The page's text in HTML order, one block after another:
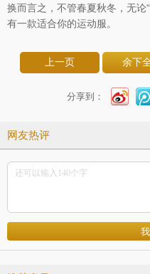
换而言之，不管春夏秋冬，无
有一款适合你的运动服。
上一页 余下
分享到：
网友热评